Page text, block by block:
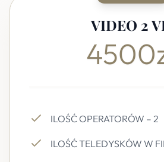
VIDEO 2
ILOŚĆ OPERATORÓW – 2
ILOŚĆ TELEDYSKÓW W